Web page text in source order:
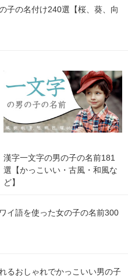
子の名付け240選【桜、葵、向
漢字一文字の男の子の名前181
選【かっこいい・古風・和風な
ど】
イ語を使った女の子の名前300
るおしゃれでかっこいい男の子